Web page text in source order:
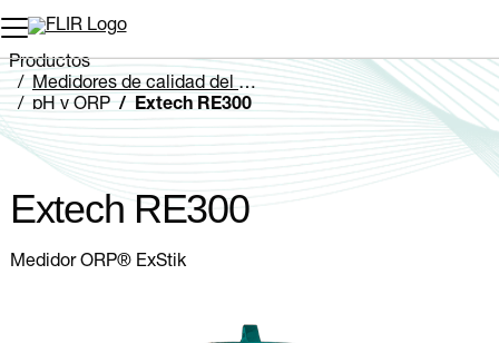
Productos
Medidores de calidad del agua
pH y ORP
Extech RE300
Extech RE300
Medidor ORP® ExStik